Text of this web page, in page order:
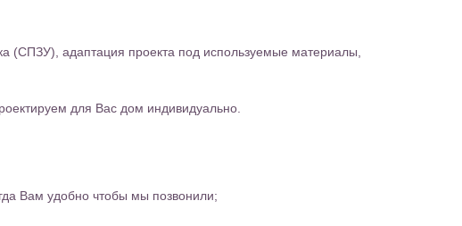
(СПЗУ), адаптация проекта под используемые материалы,
для Вас дом индивидуально.
Вам удобно чтобы мы позвонили;